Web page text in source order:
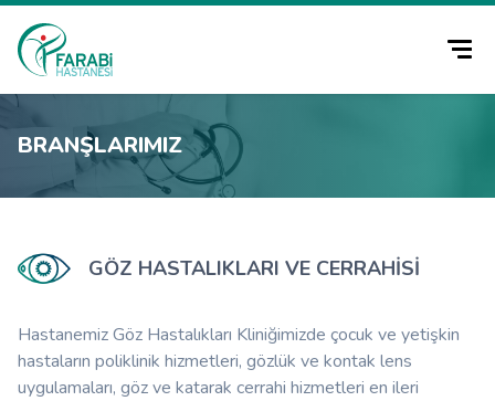
BRANŞLARIMIZ
GÖZ HASTALIKLARI VE CERRAHISI
Hastanemiz Göz Hastalıkları Kliniğimizde çocuk ve yetişkin
hastaların poliklinik hizmetleri, gözlük ve kontak lens
uygulamaları, göz ve katarak cerrahi hizmetleri en ileri